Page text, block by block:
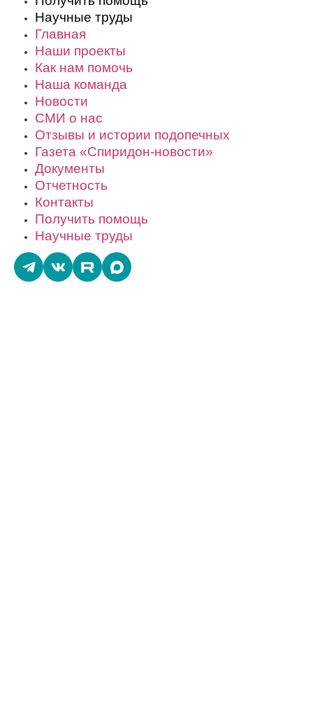
Научные труды
Главная
Наши проекты
Как нам помочь
Наша команда
Новости
СМИ о нас
Отзывы и истории подопечных
Газета «Спиридон-новости»
Документы
Отчетность
Контакты
Получить помощь
Научные труды